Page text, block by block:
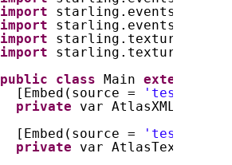
import
import
import
import
public
class Main extends
[Embed(source =
'test.xml'
private
var AtlasXML:Class;
[Embed(source =
'test.png'
private
var